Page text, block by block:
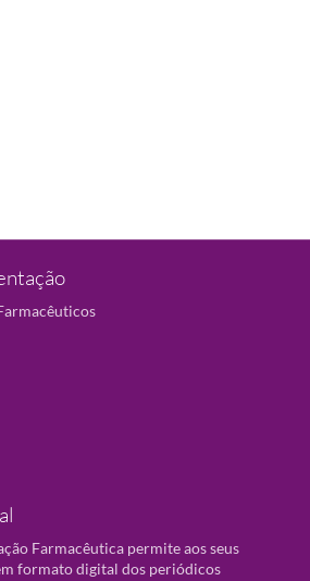
Farmacêutica permite aos seus
formato digital dos periódicos